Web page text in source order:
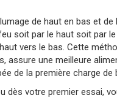
de haut en bas et de
soit par le haut soit par le
vers le bas. Cette
assure une meilleure
de la première charge de
dès votre premier essai,